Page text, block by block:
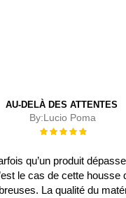
AU-DELÀ DES ATTENTES
By:Lucio Poma
Évaluation :
qu’un produit
le cas de cette housse
La qualité du